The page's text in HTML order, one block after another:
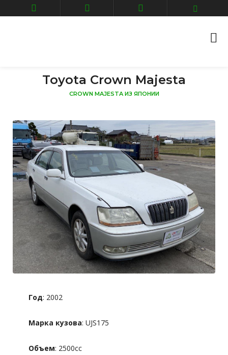
Toyota Crown Majesta
CROWN MAJESTA ИЗ ЯПОНИИ
Год: 2002
Марка кузова: UJS175
Объем: 2500сс